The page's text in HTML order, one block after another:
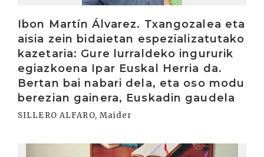
Ibon Martín Álvarez. Txangozalea eta
aisia zein bidaietan espezializatutako
kazetaria: Gure lurraldeko ingururik
egiazkoena Ipar Euskal Herria da.
Bertan bai nabari dela, eta oso modu
berezian gainera, Euskadin gaudela
SILLERO ALFARO, Maider